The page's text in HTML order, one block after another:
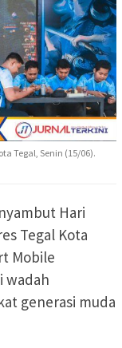
Tegal, Senin (15/06).
Hari
Tegal Kota
Mobile
wadah
generasi muda